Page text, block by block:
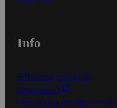
Info
S-Business yrityksille
Oiva-raportit
Osuuskauppojen yhteystiedot